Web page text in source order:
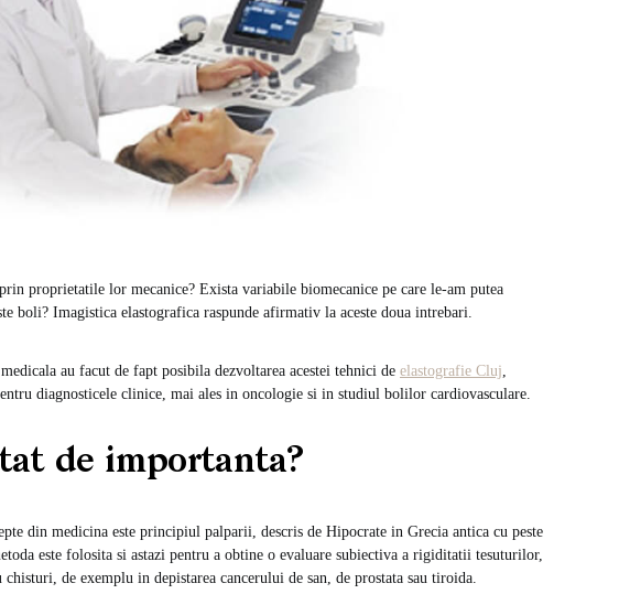
proprietatile lor mecanice? Exista variabile biomecanice pe care le-am putea
boli? Imagistica elastografica raspunde afirmativ la aceste doua intrebari.
au facut de fapt posibila dezvoltarea acestei tehnici de elastografie Cluj,
diagnosticele clinice, mai ales in oncologie si in studiul bolilor cardiovasculare.
de importanta?
din medicina este principiul palparii, descris de Hipocrate in Grecia antica cu peste
este folosita si astazi pentru a obtine o evaluare subiectiva a rigiditatii tesuturilor,
de exemplu in depistarea cancerului de san, de prostata sau tiroida.